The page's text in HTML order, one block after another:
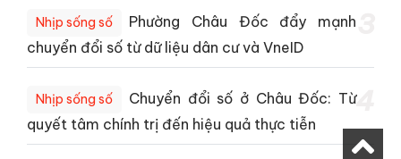
Nhịp sống số
Phường Châu Đốc đẩy mạnh
chuyển đổi số từ dữ liệu dân cư và VneID
Nhịp sống số
Chuyển đổi số ở Châu Đốc: Từ
quyết tâm chính trị đến hiệu quả thực tiễn
4